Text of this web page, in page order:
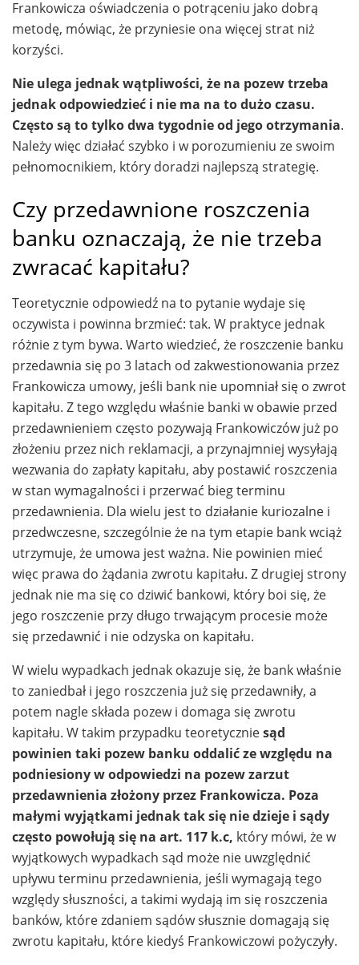
Frankowicza oświadczenia o potrąceniu jako dobrą
metodę, mówiąc, że przyniesie ona więcej strat niż
korzyści.
Nie ulega jednak wątpliwości, że na pozew trzeba
jednak odpowiedzieć i nie ma na to dużo czasu.
Często są to tylko dwa tygodnie od jego otrzymania.
Należy więc działać szybko i w porozumieniu ze swoim
pełnomocnikiem, który doradzi najlepszą strategię.
Czy przedawnione roszczenia
banku oznaczają, że nie trzeba
zwracać kapitału?
Teoretycznie odpowiedź na to pytanie wydaje się
oczywista i powinna brzmieć: tak. W praktyce jednak
różnie z tym bywa. Warto wiedzieć, że roszczenie banku
przedawnia się po 3 latach od zakwestionowania przez
Frankowicza umowy, jeśli bank nie upomniał się o zwrot
kapitału. Z tego względu właśnie banki w obawie przed
przedawnieniem często pozywają Frankowiczów już po
złożeniu przez nich reklamacji, a przynajmniej wysyłają
wezwania do zapłaty kapitału, aby postawić roszczenia
w stan wymagalności i przerwać bieg terminu
przedawnienia. Dla wielu jest to działanie kuriozalne i
przedwczesne, szczególnie że na tym etapie bank wciąż
utrzymuje, że umowa jest ważna. Nie powinien mieć
więc prawa do żądania zwrotu kapitału. Z drugiej strony
jednak nie ma się co dziwić bankowi, który boi się, że
jego roszczenie przy długo trwającym procesie może
się przedawnić i nie odzyska on kapitału.
W wielu wypadkach jednak okazuje się, że bank właśnie
to zaniedbał i jego roszczenia już się przedawniły, a
potem nagle składa pozew i domaga się zwrotu
kapitału. W takim przypadku teoretyczniesąd
powinien taki pozew banku oddalić ze względu na
podniesiony w odpowiedzi na pozew zarzut
przedawnienia złożony przez Frankowicza. Poza
małymi wyjątkami jednak tak się nie dzieje i sądy
często powołują się na art. 117 k.c, który mówi, że w
wyjątkowych wypadkach sąd może nie uwzględnić
upływu terminu przedawnienia, jeśli wymagają tego
względy słuszności, a takimi wydają im się roszczenia
banków, które zdaniem sądów słusznie domagają się
zwrotu kapitału, które kiedyś Frankowiczowi pożyczyły.